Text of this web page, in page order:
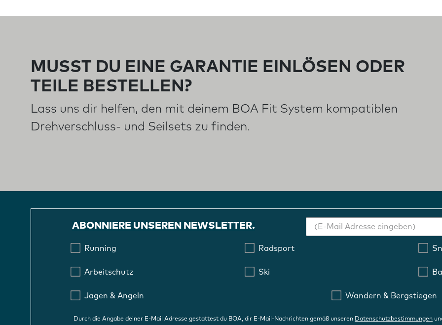
MUSST DU EINE GARANTIE EINLÖSEN ODER
TEILE BESTELLEN?
Lass uns dir helfen, den mit deinem BOA Fit System kompatiblen
Drehverschluss- und Seilsets zu finden.
ABONNIERE UNSEREN NEWSLETTER.
Running Radsport
Arbeitschutz Ski
Jagen & Angeln Wandern & Bergstiegen
Durch die Angabe deiner E-Mail Adresse gestattest du BOA, dir E-Mail-Nachrichten gemäß unseren Datenschutzbestimmungen